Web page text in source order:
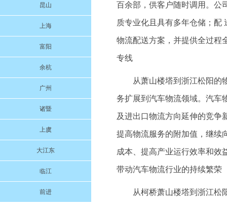
昆山
上海
富阳
余杭
广州
诸暨
上虞
大江东
临江
前进
百余部，供客户随时调用。公
质专业化且具有多年仓储；配
物流配送方案，并提供全过程
专线
从萧山楼塔到浙江松阳的
务扩展到汽车物流领域。汽车
及进出口物流方向延伸的竞争
提高物流服务的附加值，继续
成本、提高产业运行效率和效
带动汽车物流行业的持续繁荣
从柯桥萧山楼塔到浙江松